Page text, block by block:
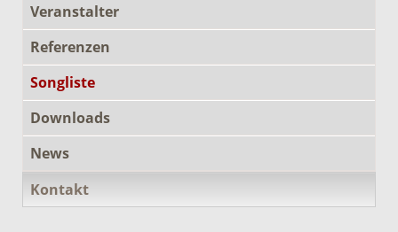
Veranstalter
Referenzen
Songliste
Downloads
News
Kontakt